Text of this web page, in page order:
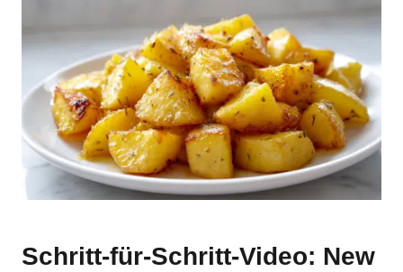
Schritt-für-Schritt-Video: New